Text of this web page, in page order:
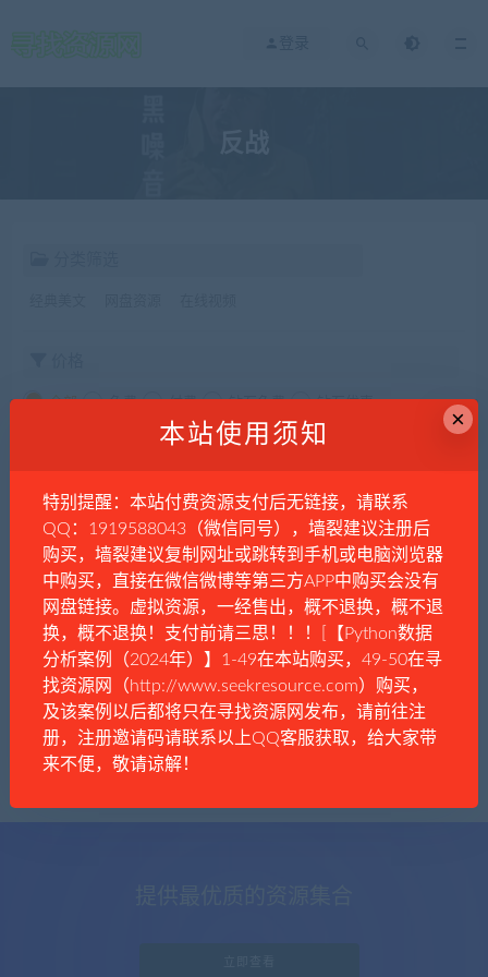
全部 免费 付费 钻石免费 钻石优惠
修改时间 评论数量 随机
键盘侠 历史政治 时事资讯
从全网整治反日言论，谈谈民众为何容易被
煽动
×
本站使用须知
特别提醒：本站付费资源支付后无链接，请联系
QQ：1919588043（微信同号），墙裂建议注册后
购买，墙裂建议复制网址或跳转到手机或电脑浏览器
中购买，直接在微信微博等第三方APP中购买会没有
网盘链接。虚拟资源，一经售出，概不退换，概不退
换，概不退换！支付前请三思！！！[【Python数据
分析案例（2024年）】1-49在本站购买，49-50在寻
找资源网（http://www.seekresource.com）购买，
及该案例以后都将只在寻找资源网发布，请前往注
册，注册邀请码请联系以上QQ客服获取，给大家带
来不便，敬请谅解！